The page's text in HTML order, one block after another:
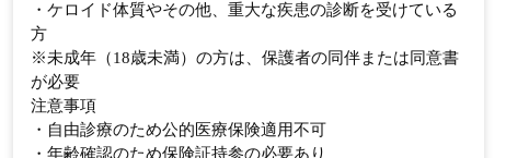
・ケロイド体質やその他、重大な疾患の診断を受けている
方
※未成年（18歳未満）の方は、保護者の同伴または同意書
が必要
注意事項
・自由診療のため公的医療保険適用不可
・年齢確認のため保険証持参の必要あり